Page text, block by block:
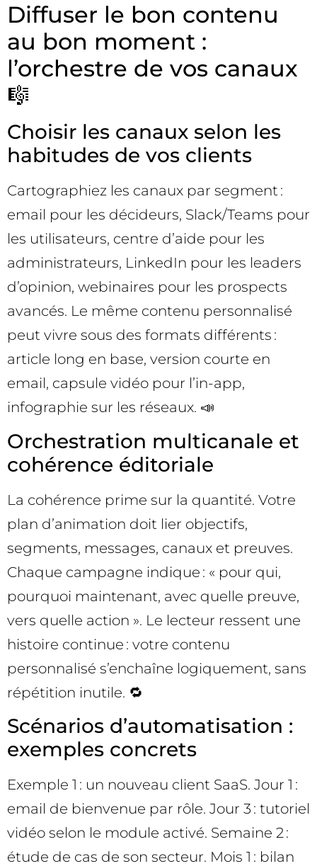
Diffuser le bon contenu
au bon moment :
l’orchestre de vos canaux
🎼
Choisir les canaux selon les
habitudes de vos clients
Cartographiez les canaux par segment :
email pour les décideurs, Slack/Teams pour
les utilisateurs, centre d’aide pour les
administrateurs, LinkedIn pour les leaders
d’opinion, webinaires pour les prospects
avancés. Le même contenu personnalisé
peut vivre sous des formats différents :
article long en base, version courte en
email, capsule vidéo pour l’in-app,
infographie sur les réseaux. 📣
Orchestration multicanale et
cohérence éditoriale
La cohérence prime sur la quantité. Votre
plan d’animation doit lier objectifs,
segments, messages, canaux et preuves.
Chaque campagne indique : « pour qui,
pourquoi maintenant, avec quelle preuve,
vers quelle action ». Le lecteur ressent une
histoire continue : votre contenu
personnalisé s’enchaîne logiquement, sans
répétition inutile. 🔁
Scénarios d’automatisation :
exemples concrets
Exemple 1 : un nouveau client SaaS. Jour 1 :
email de bienvenue par rôle. Jour 3 : tutoriel
vidéo selon le module activé. Semaine 2 :
étude de cas de son secteur. Mois 1 : bilan